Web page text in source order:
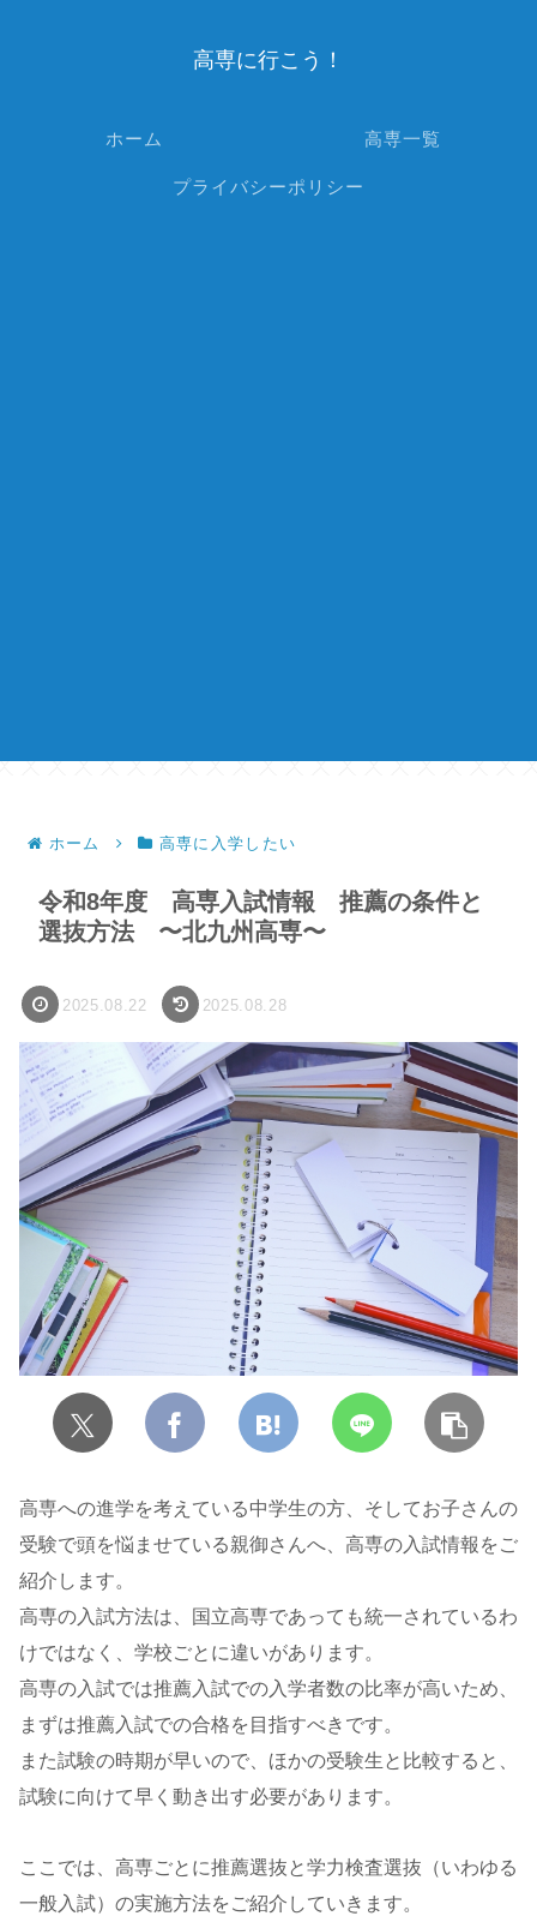
高専に行こう！
ホーム 高専一覧
プライバシーポリシー
ホーム 高専に入学したい
令和8年度 高専入試情報 推薦の条件と
選抜方法 〜北九州高専〜
2025.08.22 2025.08.28
高専への進学を考えている中学生の方、そしてお子さんの
受験で頭を悩ませている親御さんへ、高専の入試情報をご
紹介します。
高専の入試方法は、国立高専であっても統一されているわ
けではなく、学校ごとに違いがあります。
高専の入試では推薦入試での入学者数の比率が高いため、
まずは推薦入試での合格を目指すべきです。
また試験の時期が早いので、ほかの受験生と比較すると、
試験に向けて早く動き出す必要があります。
ここでは、高専ごとに推薦選抜と学力検査選抜（いわゆる
一般入試）の実施方法をご紹介していきます。